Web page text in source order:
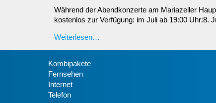
Während der Abendkonzerte am Mariazeller
kostenlos zur Verfügung: im Juli ab 19:00 Uhr:8.
Weiterlesen…
Kombipakete
Fernsehen
Internet
Telefon